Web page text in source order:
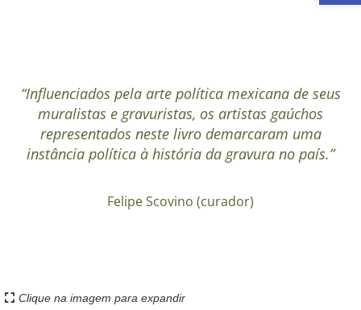
“Influenciados pela arte política mexicana de seus
muralistas e gravuristas, os artistas gaúchos
representados neste livro demarcaram uma
instância política à história da gravura no país.”
Felipe Scovino (curador)
Clique na imagem para expandir